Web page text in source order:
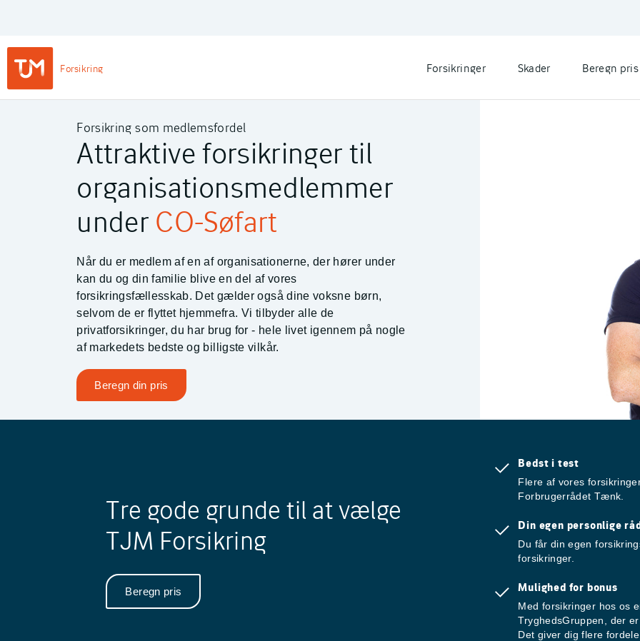
Login
Forsikring
TJM Forsikring – Gå til forside
Forsikringer Skader Beregn pris
Forsikring som medlemsfordel
Attraktive forsikringer til
organisationsmedlemmer
under CO-Søfart
Når du er medlem af en af organisationerne, der hører under
kan du og din familie blive en del af vores
forsikringsfællesskab. Det gælder også dine voksne børn,
selvom de er flyttet hjemmefra. Vi tilbyder alle de
privatforsikringer, du har brug for - hele livet igennem på nogle
af markedets bedste og billigste vilkår.
Beregn din pris
Tre gode grunde til at vælge
TJM Forsikring
Beregn pris
Bedst i test
Flere af vores
Forbrugerrådet Tænk.
Din egen personlige
Du får din egen
forsikringer.
Mulighed for bonus
Med forsikringer hos os
TryghedsGruppen, der
Det giver dig flere